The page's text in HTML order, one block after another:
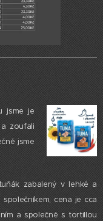
jsme je
zoufali
jsme
zabalený v lehké a
cena je cca
a společně s tortillou